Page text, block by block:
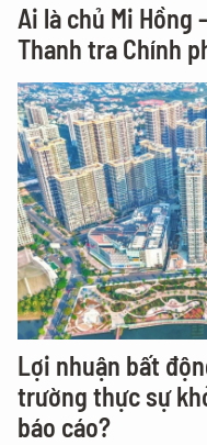
Ai là chủ Mi
Thanh tra Chính
Lợi nhuận bất
trường thực sự
báo cáo?